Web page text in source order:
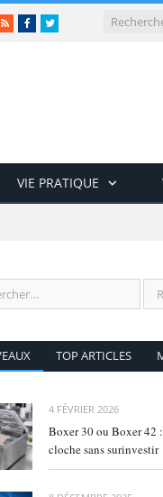
RSSFacebookTwitter
VIE PRATIQUE
TOP ARTICLES
4 FÉVRIER 2026
Boxer 30 ou Boxer 42
cloche sans surinvestir